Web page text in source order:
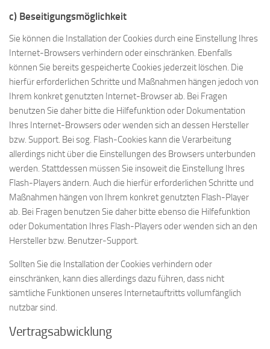
c) Beseitigungsmöglichkeit
Sie können die Installation der Cookies durch eine Einstellung Ihres
Internet-Browsers verhindern oder einschränken. Ebenfalls
können Sie bereits gespeicherte Cookies jederzeit löschen. Die
hierfür erforderlichen Schritte und Maßnahmen hängen jedoch von
Ihrem konkret genutzten Internet-Browser ab. Bei Fragen
benutzen Sie daher bitte die Hilfefunktion oder Dokumentation
Ihres Internet-Browsers oder wenden sich an dessen Hersteller
bzw. Support. Bei sog. Flash-Cookies kann die Verarbeitung
allerdings nicht über die Einstellungen des Browsers unterbunden
werden. Stattdessen müssen Sie insoweit die Einstellung Ihres
Flash-Players ändern. Auch die hierfür erforderlichen Schritte und
Maßnahmen hängen von Ihrem konkret genutzten Flash-Player
ab. Bei Fragen benutzen Sie daher bitte ebenso die Hilfefunktion
oder Dokumentation Ihres Flash-Players oder wenden sich an den
Hersteller bzw. Benutzer-Support.
Sollten Sie die Installation der Cookies verhindern oder
einschränken, kann dies allerdings dazu führen, dass nicht
sämtliche Funktionen unseres Internetauftritts vollumfänglich
nutzbar sind.
Vertragsabwicklung